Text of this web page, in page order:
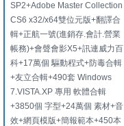
SP2+Adobe Master Collection
CS6 x32/x64雙位元版+翻譯合
輯+正航一號(進銷存.會計.營業
帳務)+會聲會影X5+訊連威力百
科+17萬個 驅動程式+防毒合輯
+友立合輯+490套 Windows
7.VISTA.XP 專用 軟體合輯
+3850個 字型+24萬個 素材+音
效+網頁模版+簡報範本+450本